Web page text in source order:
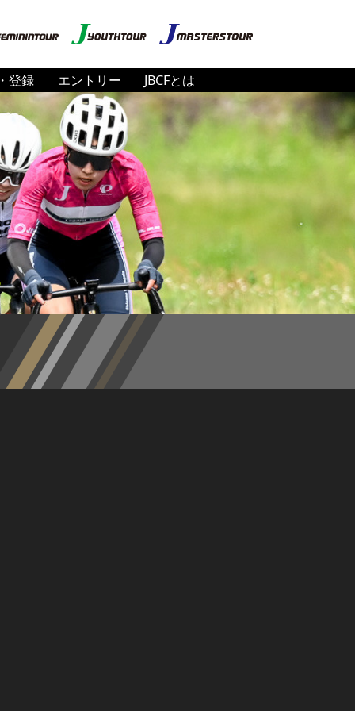
登録 エントリー JBCFとは